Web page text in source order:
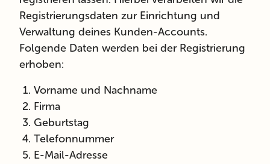
Registrierungsdaten zur Einrichtung und
Verwaltung deines Kunden-Accounts.
Folgende Daten werden bei der Registrierung
erhoben:
Vorname und Nachname
Firma
Geburtstag
Telefonnummer
E-Mail-Adresse